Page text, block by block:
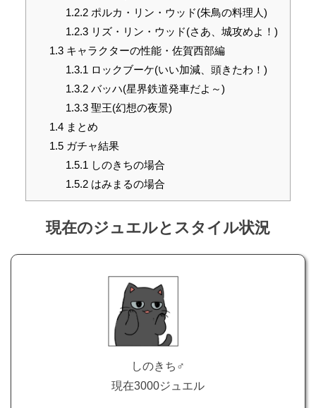
1.2.2ポルカ・リン・ウッド(朱鳥の料理人)
1.2.3リズ・リン・ウッド(さあ、城攻めよ！)
1.3キャラクターの性能・佐賀西部編
1.3.1 ロックブーケ(いい加減、頭きたわ！)
1.3.2バッハ(星界鉄道発車だよ～)
1.3.3聖王(幻想の夜景)
1.4まとめ
1.5ガチャ結果
1.5.1 しのきちの場合
1.5.2はみまるの場合
現在のジュエルとスタイル状況
しのきち♂
現在3000ジュエル